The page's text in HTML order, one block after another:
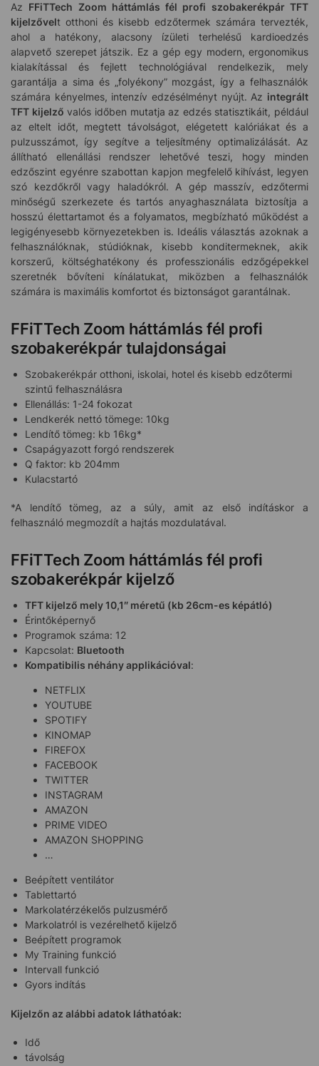
Az FFiTTech Zoom háttámlás fél profi szobakerékpár TFT
kijelzővelt otthoni és kisebb edzőtermek számára tervezték,
ahol a hatékony, alacsony ízületi terhelésű kardioedzés
alapvető szerepet játszik. Ez a gép egy modern, ergonomikus
kialakítással és fejlett technológiával rendelkezik, mely
garantálja a sima és „folyékony” mozgást, így a felhasználók
számára kényelmes, intenzív edzésélményt nyújt. Az integrált
TFT kijelző valós időben mutatja az edzés statisztikáit, például
az eltelt időt, megtett távolságot, elégetett kalóriákat és a
pulzusszámot, így segítve a teljesítmény optimalizálását. Az
állítható ellenállási rendszer lehetővé teszi, hogy minden
edzőszint egyénre szabottan kapjon megfelelő kihívást, legyen
szó kezdőkről vagy haladókról. A gép masszív, edzőtermi
minőségű szerkezete és tartós anyaghasználata biztosítja a
hosszú élettartamot és a folyamatos, megbízható működést a
legigényesebb környezetekben is. Ideális választás azoknak a
felhasználóknak, stúdióknak, kisebb konditermeknek, akik
korszerű, költséghatékony és professzionális edzőgépekkel
szeretnék bővíteni kínálatukat, miközben a felhasználók
számára is maximális komfortot és biztonságot garantálnak.
FFiTTech Zoom háttámlás fél profi
szobakerékpár tulajdonságai
Szobakerékpár otthoni, iskolai, hotel és kisebb edzőtermi
szintű felhasználásra
Ellenállás: 1-24 fokozat
Lendkerék nettó tömege: 10kg
Lendítő tömeg: kb 16kg*
Csapágyazott forgó rendszerek
Q faktor: kb 204mm
Kulacstartó
*A lendítő tömeg, az a súly, amit az első indításkor a
felhasználó megmozdít a hajtás mozdulatával.
FFiTTech Zoom háttámlás fél profi
szobakerékpár kijelző
TFT kijelző mely 10,1″ méretű (kb 26cm-es képátló)
Érintőképernyő
Programok száma: 12
Kapcsolat: Bluetooth
Kompatibilis néhány applikációval:
NETFLIX
YOUTUBE
SPOTIFY
KINOMAP
FIREFOX
FACEBOOK
TWITTER
INSTAGRAM
AMAZON
PRIME VIDEO
AMAZON SHOPPING
…
Beépített ventilátor
Tablettartó
Markolatérzékelős pulzusmérő
Markolatról is vezérelhető kijelző
Beépített programok
My Training funkció
Intervall funkció
Gyors indítás
Kijelzőn az alábbi adatok láthatóak:
Idő
távolság